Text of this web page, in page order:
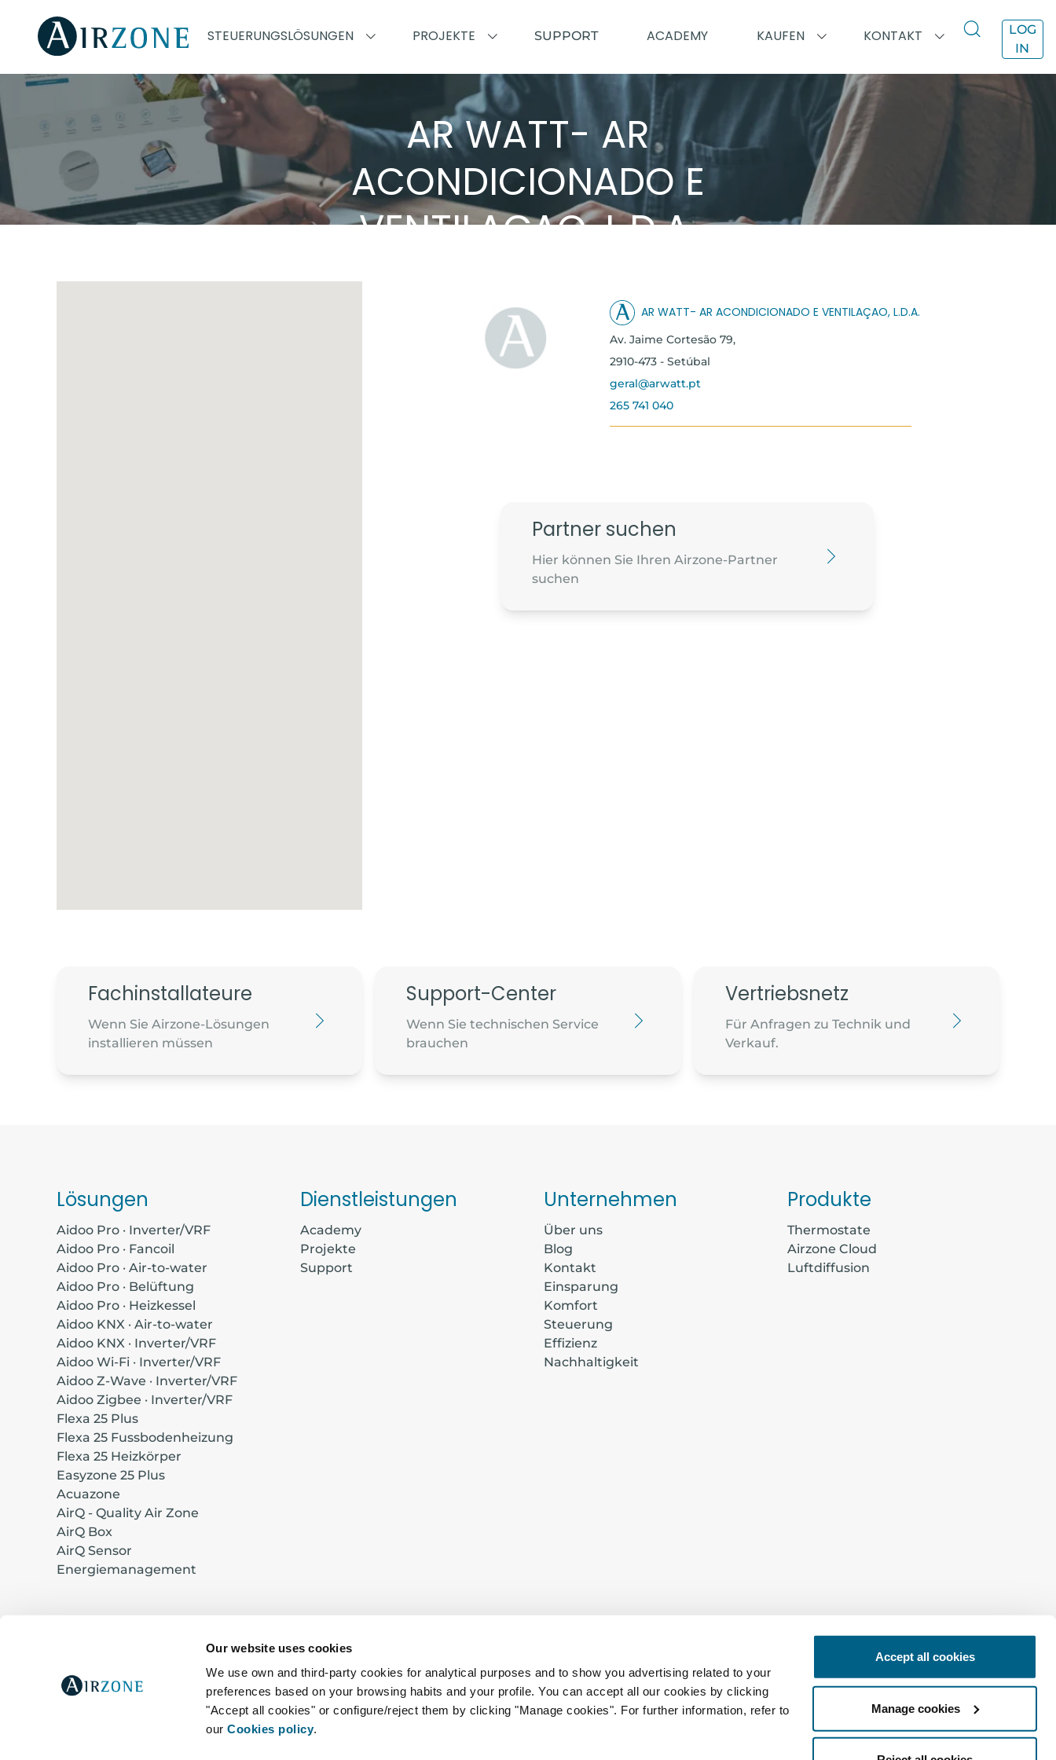
Our website uses cookies
We use own and third-party cookies for analytical purposes and to show you advertising related to your
preferences based on your browsing habits and your profile. You can accept all our cookies by clicking
"Accept all cookies" or configure/reject them by clicking "Manage cookies". For further information, refer to
ourCookies policy.
Accept all cookies
Manage cookies
STEUERUNGSLÖSUNGEN PROJEKTE SUPPORT ACADEMY KAUFEN KONTAKT
LOG
IN
AR WATT- AR
ACONDICIONADO E
VENTILAÇAO, L.D.A.
AR WATT- AR ACONDICIONADO E VENTILAÇAO, L.D.A.
Av. Jaime Cortesão 79,
2910-473 - Setúbal
geral@arwatt.pt
265 741 040
Partner suchen
Hier können Sie Ihren Airzone-Partner
suchen
Fachinstallateure
Wenn Sie Airzone-Lösungen
installieren müssen
Support-Center
Wenn Sie technischen Service
brauchen
Vertriebsnetz
Für Anfragen zu Technik und
Verkauf.
Lösungen
Aidoo Pro · Inverter/VRF
Aidoo Pro · Fancoil
Aidoo Pro · Air-to-water
Aidoo Pro · Belüftung
Aidoo Pro · Heizkessel
Aidoo KNX · Air-to-water
Aidoo KNX · Inverter/VRF
Aidoo Wi-Fi · Inverter/VRF
Aidoo Z-Wave · Inverter/VRF
Aidoo Zigbee · Inverter/VRF
Flexa 25 Plus
Flexa 25 Fussbodenheizung
Flexa 25 Heizkörper
Easyzone 25 Plus
Acuazone
AirQ - Quality Air Zone
AirQ Box
AirQ Sensor
Energiemanagement
Dienstleistungen
Academy
Projekte
Support
Unternehmen
Über uns
Blog
Kontakt
Einsparung
Komfort
Steuerung
Effizienz
Nachhaltigkeit
Produkte
Thermostate
Airzone Cloud
Luftdiffusion
Entwickelt und hergestellt in Europa
© 2026 Corporación Empresarial Altra, S.L.
C/ Marie Curie nº 21, 29590, Málaga – Spain
Einstellungsbedingungen·B2C
Einstellungsbedingungen·
Barrierefreiheitserklärung